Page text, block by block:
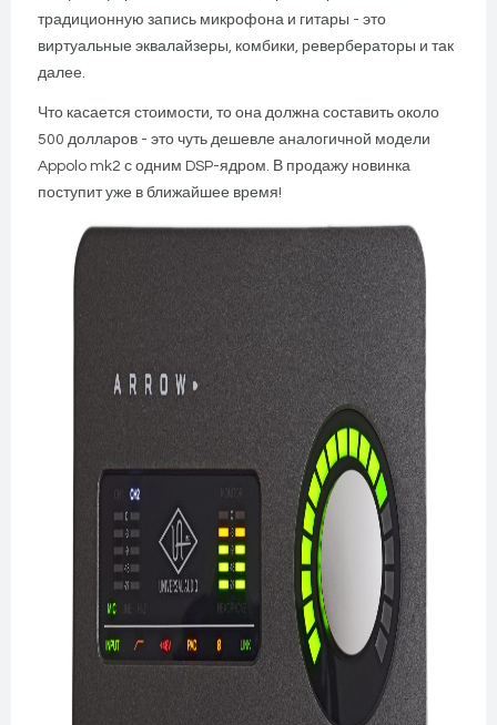
традиционную запись микрофона и гитары - это
виртуальные эквалайзеры, комбики, ревербераторы и так
далее.
Что касается стоимости, то она должна составить около
500 долларов - это чуть дешевле аналогичной модели
Appolo mk2 с одним DSP-ядром. В продажу новинка
поступит уже в ближайшее время!